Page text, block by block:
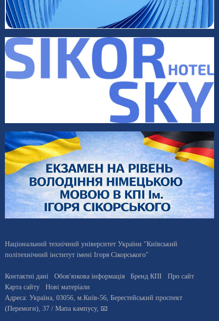
Національний технічний університет України "Київський
політехнічний інститут імені Ігоря Сікорського"
Контактні дані Обов'язкова інформація Бренд КПІ
Про сайт
Карта сайту
Нові матеріали
Адреса: Україна 03056 , м. Київ-56, Берестейський проспект
(Перемоги), 37 / Мапа кампусу, 📧